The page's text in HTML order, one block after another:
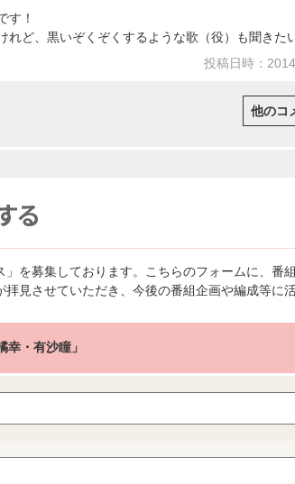
す！
ど、黒いぞくぞくするような歌（役）も聞きた
投稿日時：
他のコ
を募集しております。こちらのフォームに、番
見させていただき、今後の番組企画や編成等に
幸・有沙瞳」